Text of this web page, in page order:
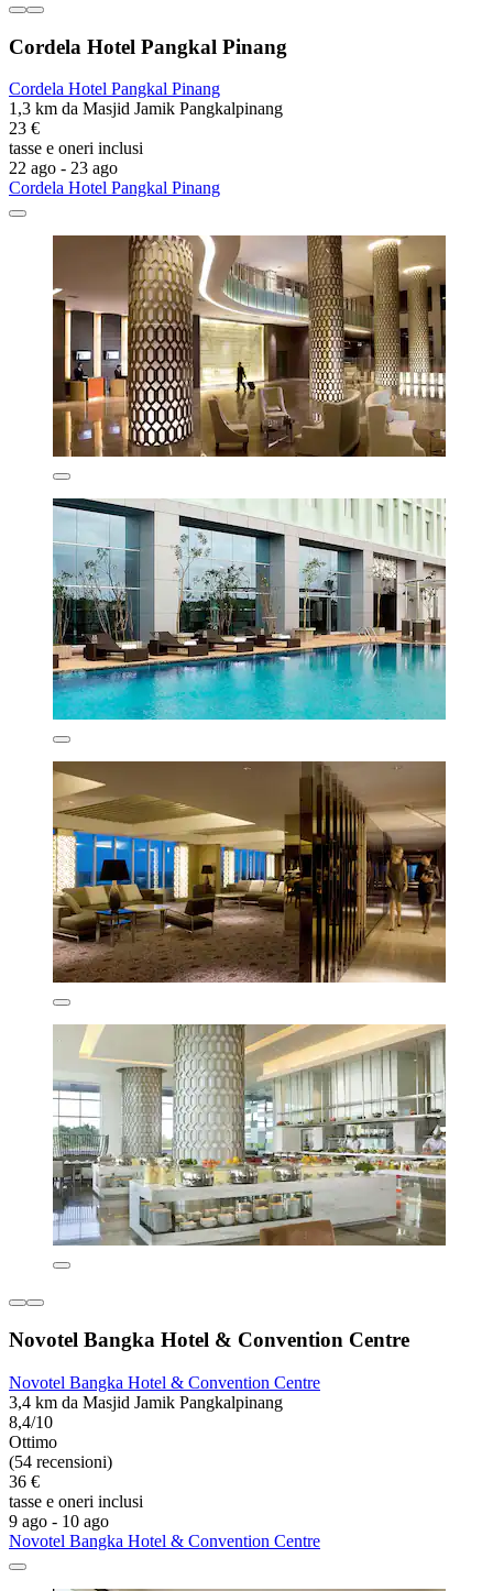
Cordela Hotel Pangkal Pinang
Cordela Hotel Pangkal Pinang
1,3 km da Masjid Jamik Pangkalpinang
23 €
tasse e oneri inclusi
22 ago - 23 ago
Cordela Hotel Pangkal Pinang
Novotel Bangka Hotel & Convention Centre
Novotel Bangka Hotel & Convention Centre
3,4 km da Masjid Jamik Pangkalpinang
8,4/10
Ottimo
(54 recensioni)
36 €
tasse e oneri inclusi
9 ago - 10 ago
Novotel Bangka Hotel & Convention Centre